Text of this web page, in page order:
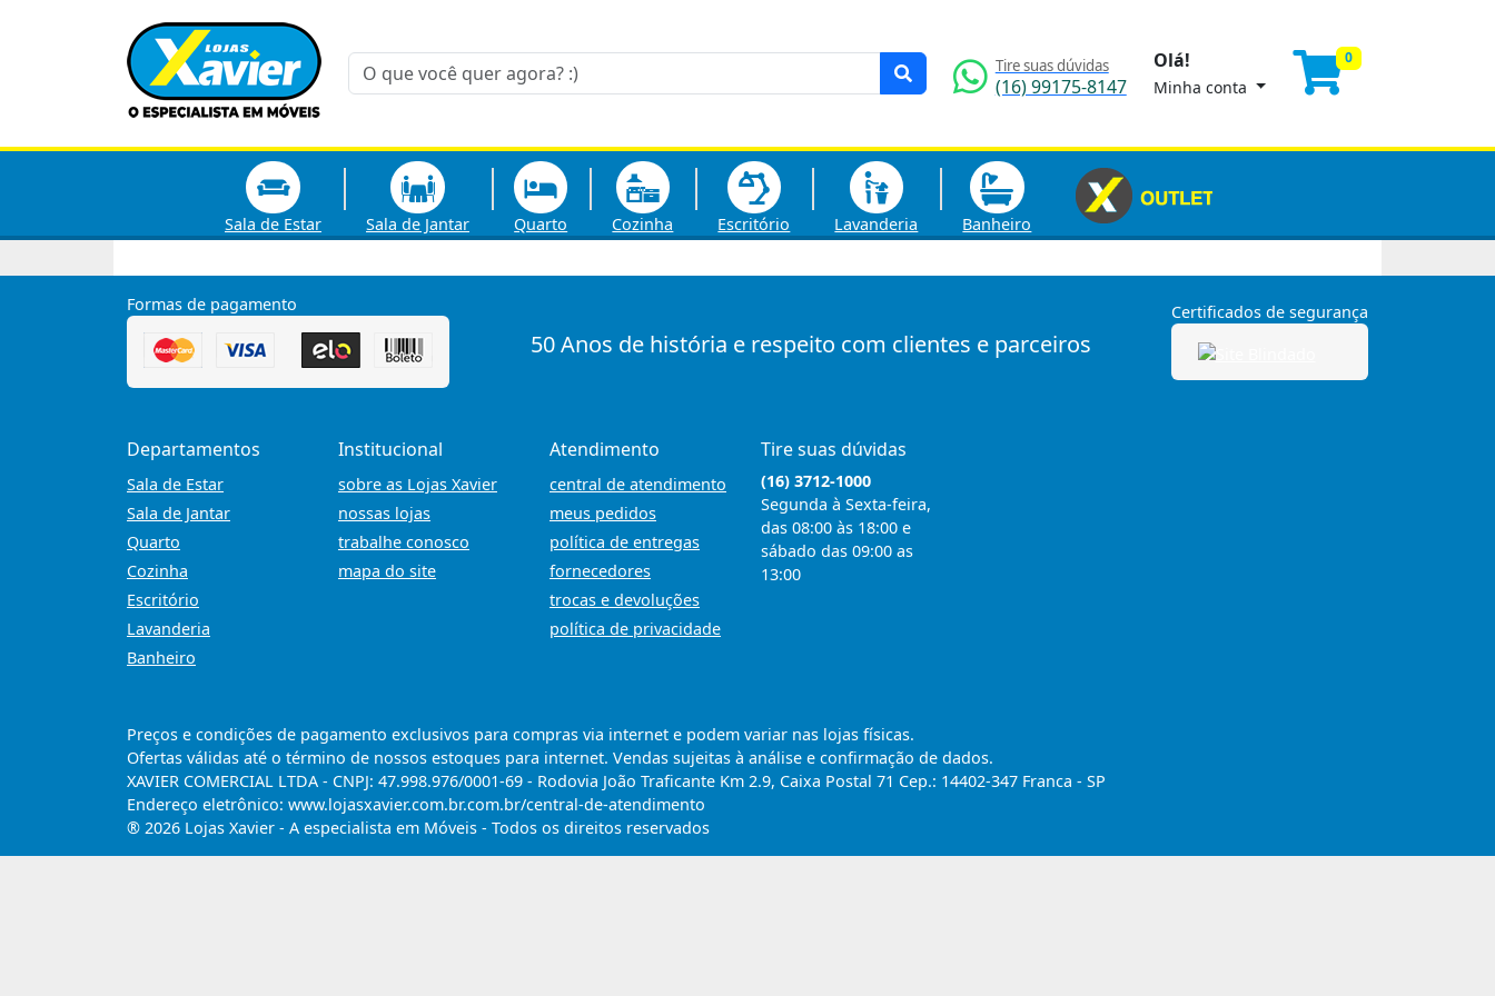
Tire suas dúvidas
(16) 99175-8147
Olá!
Minha conta
0
Sala de Estar Sala de Jantar Quarto Cozinha Escritório Lavanderia Banheiro
Conjunto
Formas de pagamento
50 Anos de história e respeito com clientes e parceiros
Certificados de segurança
Departamentos
Sala de Estar
Sala de Jantar
Quarto
Cozinha
Escritório
Lavanderia
Banheiro
Institucional
sobre as Lojas Xavier
nossas lojas
trabalhe conosco
mapa do site
Atendimento
central de atendimento
meus pedidos
política de entregas
fornecedores
trocas e devoluções
política de privacidade
Tire suas dúvidas
(16) 3712-1000
Segunda à Sexta-feira,
das 08:00 às 18:00 e
sábado das 09:00 as
13:00
Preços e condições de pagamento exclusivos para compras via internet e podem variar nas lojas físicas.
Ofertas válidas até o término de nossos estoques para internet. Vendas sujeitas à análise e confirmação de dados.
XAVIER COMERCIAL LTDA - CNPJ: 47.998.976/0001-69 - Rodovia João Traficante Km 2.9, Caixa Postal 71 Cep.: 14402-347 Franca - SP
Endereço eletrônico: www.lojasxavier.com.br.com.br/central-de-atendimento
® 2026 Lojas Xavier - A especialista em Móveis - Todos os direitos reservados